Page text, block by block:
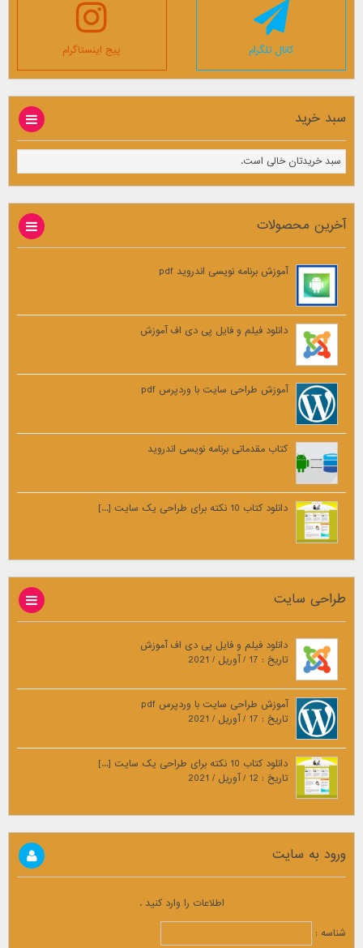
کانال تلگرام پیج اینستاگرام
سبد خرید
سبد خریدتان خالی است.
آخرین محصولات
آموزش برنامه نویسی اندروید pdf
دانلود فیلم و فایل پی دی اف آموزش
آموزش طراحی سایت با وردپرس pdf
کتاب مقدماتی برنامه نویسی اندروید
دانلود کتاب 10 نکته برای طراحی یک سایت [...]
طراحی سایت
دانلود فیلم و فایل پی دی اف آموزش
تاریخ : 17 / آوریل / 2021
آموزش طراحی سایت با وردپرس pdf
تاریخ : 17 / آوریل / 2021
دانلود کتاب 10 نکته برای طراحی یک سایت [...]
تاریخ : 12 / آوریل / 2021
ورود به سایت
اطلاعات را وارد کنید .
شناسه :